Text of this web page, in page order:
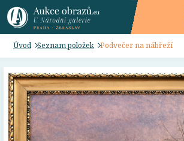
Úvod Seznam položek Podvečer na nábřeží